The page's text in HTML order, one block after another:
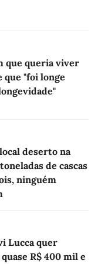
que queria viver
que "foi longe
deserto na
de cascas
ninguém
Lucca quer
R$ 400 mil e